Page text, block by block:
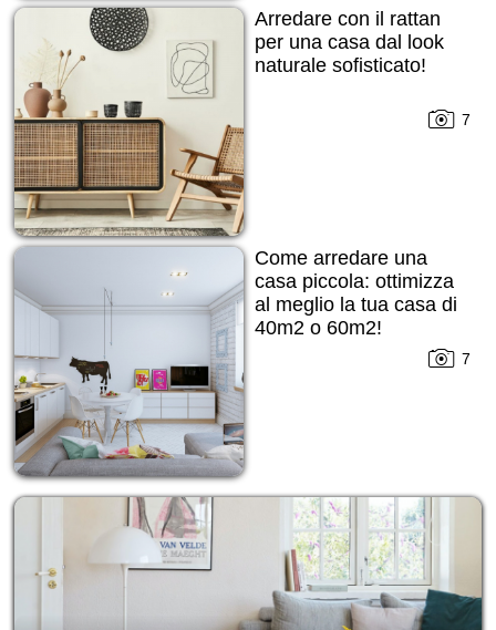
Arredare con il rattan
per una casa dal look
naturale sofisticato!
7
Come arredare una
casa piccola: ottimizza
al meglio la tua casa di
40m2 o 60m2!
7